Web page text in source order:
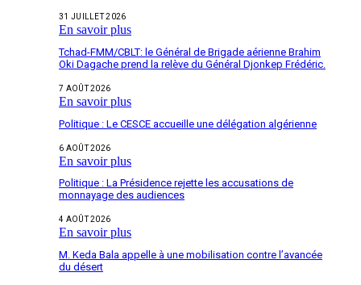
31 JUILLET 2026
En savoir plus
Tchad-FMM/CBLT: le Général de Brigade aérienne Brahim
Oki Dagache prend la relève du Général Djonkep Frédéric.
7 AOÛT 2026
En savoir plus
Politique : Le CESCE accueille une délégation algérienne
6 AOÛT 2026
En savoir plus
Politique : La Présidence rejette les accusations de
monnayage des audiences
4 AOÛT 2026
En savoir plus
M. Keda Bala appelle à une mobilisation contre l’avancée
du désert